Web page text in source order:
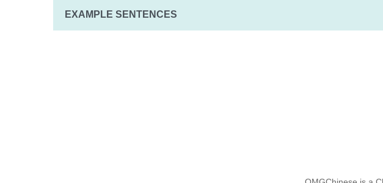
EXAMPLE SENTENCES